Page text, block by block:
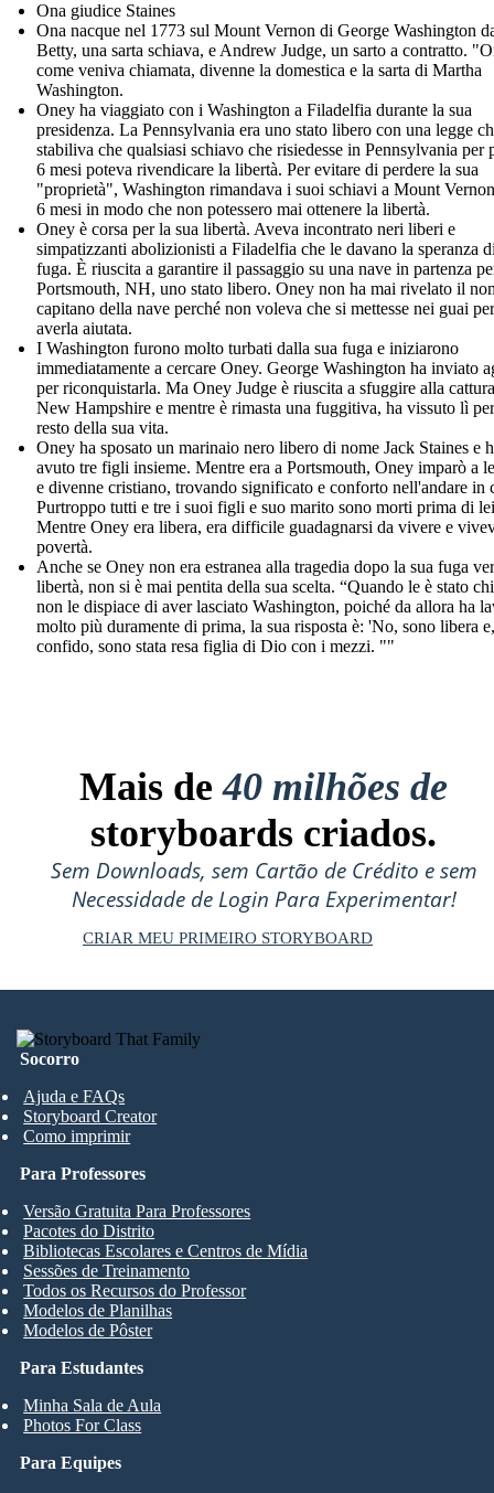
Ona giudice Staines
Ona nacque nel 1773 sul Mount Vernon di George Washington
Betty, una sarta schiava, e Andrew Judge, un sarto a contratto.
come veniva chiamata, divenne la domestica e la sarta di Martha
Washington.
Oney ha viaggiato con i Washington a Filadelfia durante la sua
presidenza. La Pennsylvania era uno stato libero con una legge
stabiliva che qualsiasi schiavo che risiedesse in Pennsylvania per
6 mesi poteva rivendicare la libertà. Per evitare di perdere la sua
"proprietà", Washington rimandava i suoi schiavi a Mount
6 mesi in modo che non potessero mai ottenere la libertà.
Oney è corsa per la sua libertà. Aveva incontrato neri liberi e
simpatizzanti abolizionisti a Filadelfia che le davano la speranza
fuga. È riuscita a garantire il passaggio su una nave in partenza
Portsmouth, NH, uno stato libero. Oney non ha mai rivelato il
capitano della nave perché non voleva che si mettesse nei guai per
averla aiutata.
I Washington furono molto turbati dalla sua fuga e iniziarono
immediatamente a cercare Oney. George Washington ha inviato
per riconquistarla. Ma Oney Judge è riuscita a sfuggire alla
New Hampshire e mentre è rimasta una fuggitiva, ha vissuto lì
resto della sua vita.
Oney ha sposato un marinaio nero libero di nome Jack Staines e
avuto tre figli insieme. Mentre era a Portsmouth, Oney imparò a
e divenne cristiano, trovando significato e conforto nell'andare in
Purtroppo tutti e tre i suoi figli e suo marito sono morti prima di
Mentre Oney era libera, era difficile guadagnarsi da vivere e
povertà.
Anche se Oney non era estranea alla tragedia dopo la sua fuga
libertà, non si è mai pentita della sua scelta. “Quando le è stato
non le dispiace di aver lasciato Washington, poiché da allora ha
molto più duramente di prima, la sua risposta è: 'No, sono libera e,
confido, sono stata resa figlia di Dio con i mezzi. ""
Mais de40 milhões de
storyboards criados.
Sem Downloads, sem Cartão de Crédito e sem
Necessidade de Login Para Experimentar!
CRIAR MEU PRIMEIRO STORYBOARD
Socorro
Ajuda e FAQs
Storyboard Creator
Como imprimir
Para Estudantes
Minha Sala de Aula
Photos For Class
Para Professores
Versão Gratuita Para Professores
Pacotes do Distrito
Bibliotecas Escolares e Centros de Mídia
Sessões de Treinamento
Todos os Recursos do Professor
Modelos de Planilhas
Modelos de Pôster
Para Equipes